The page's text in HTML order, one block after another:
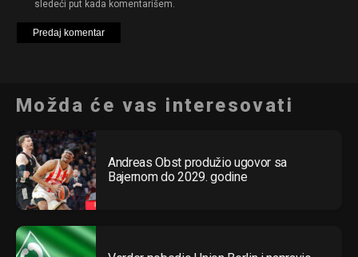
sledeći put kada komentarišem.
Možda će vas interesovati
Andreas Obst produžio ugovor sa
Bajernom do 2029. godine